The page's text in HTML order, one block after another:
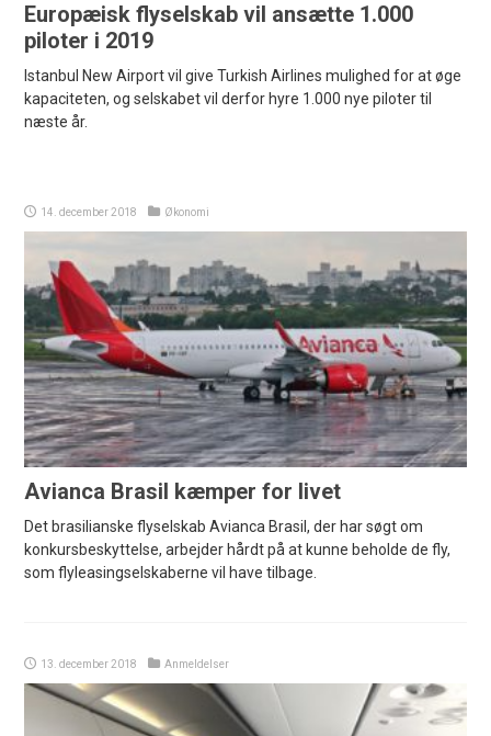
Europæisk flyselskab vil ansætte 1.000
piloter i 2019
Istanbul New Airport vil give Turkish Airlines mulighed for at øge
kapaciteten, og selskabet vil derfor hyre 1.000 nye piloter til
næste år.
14. december 2018 Økonomi
Avianca Brasil kæmper for livet
Det brasilianske flyselskab Avianca Brasil, der har søgt om
konkursbeskyttelse, arbejder hårdt på at kunne beholde de fly,
som flyleasingselskaberne vil have tilbage.
13. december 2018 Anmeldelser